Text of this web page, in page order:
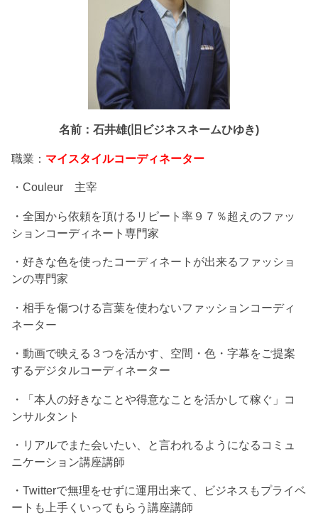
名前：石井雄(旧ビジネスネームひゆき)
職業： マイスタイルコーディネーター
・Couleur 主宰
・全国から依頼を頂けるリピート率９７％超えのファッ
ションコーディネート専門家
・好きな色を使ったコーディネートが出来るファッショ
ンの専門家
・相手を傷つける言葉を使わないファッションコーディ
ネーター
・動画で映える３つを活かす、空間・色・字幕をご提案
するデジタルコーディネーター
・「本人の好きなことや得意なことを活かして稼ぐ」コ
ンサルタント
・リアルでまた会いたい、と言われるようになるコミュ
ニケーション講座講師
・Twitterで無理をせずに運用出来て、ビジネスもプライベ
ートも上手くいってもらう講座講師